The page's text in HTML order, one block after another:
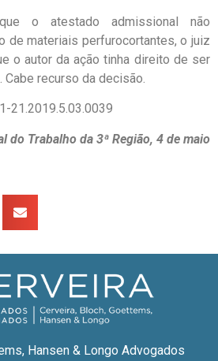
o atestado admissional não
de materiais perfurocortantes, o juiz
o autor da ação tinha direito de ser
recurso da decisão.
21.2019.5.03.0039
do Trabalho da 3ª Região, 4 de maio
Hansen & Longo Advogados